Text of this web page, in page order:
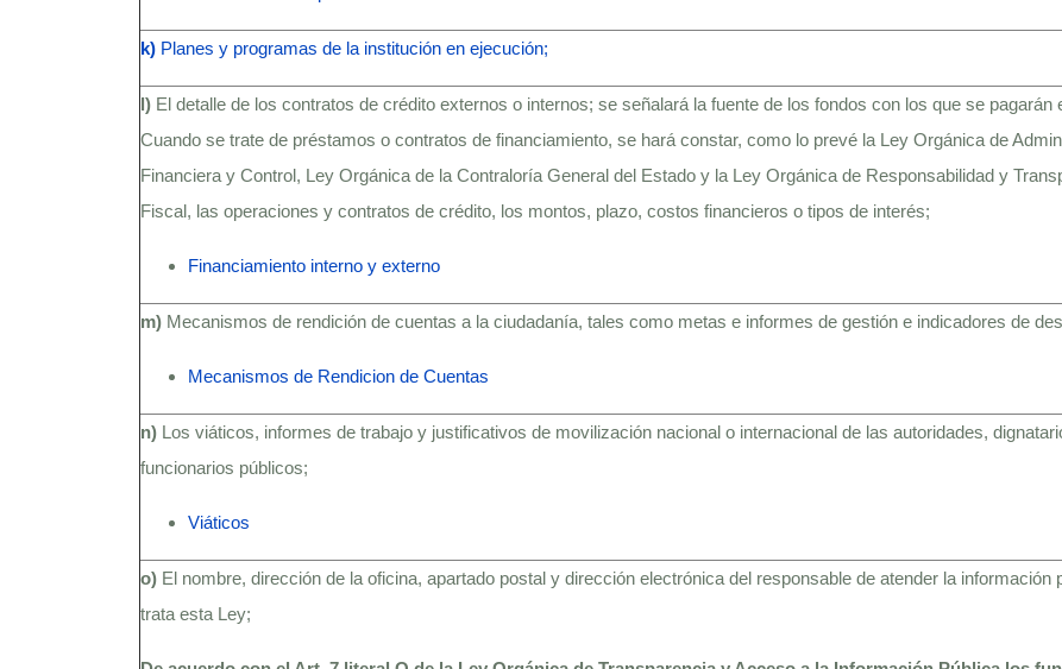
k) Planes y programas de la institución en ejecución;
l) El detalle de los contratos de crédito externos o internos; se señalará la fuente de los fondos con los que se pagarán
Cuando se trate de préstamos o contratos de financiamiento, se hará constar, como lo prevé la Ley Orgánica de
Financiera y Control, Ley Orgánica de la Contraloría General del Estado y la Ley Orgánica de Responsabilidad y
Fiscal, las operaciones y contratos de crédito, los montos, plazo, costos financieros o tipos de interés;
Financiamiento interno y externo
m) Mecanismos de rendición de cuentas a la ciudadanía, tales como metas e informes de gestión e indicadores de
Mecanismos de Rendicion de Cuentas
n) Los viáticos, informes de trabajo y justificativos de movilización nacional o internacional de las autoridades,
funcionarios públicos;
Viáticos
o) El nombre, dirección de la oficina, apartado postal y dirección electrónica del responsable de atender la información
trata esta Ley;